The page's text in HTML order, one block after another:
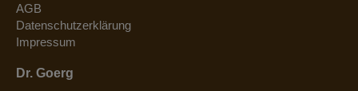
AGB
Datenschutzerklärung
Impressum
Dr. Goerg